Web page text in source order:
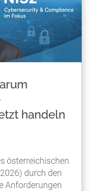
handeln
österreichischen
durch den
Anforderungen